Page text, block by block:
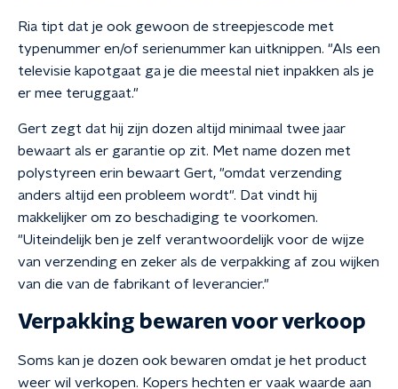
Ria tipt dat je ook gewoon de streepjescode met
typenummer en/of serienummer kan uitknippen. "Als een
televisie kapotgaat ga je die meestal niet inpakken als je
er mee teruggaat."
Gert zegt dat hij zijn dozen altijd minimaal twee jaar
bewaart als er garantie op zit. Met name dozen met
polystyreen erin bewaart Gert, "omdat verzending
anders altijd een probleem wordt". Dat vindt hij
makkelijker om zo beschadiging te voorkomen.
"Uiteindelijk ben je zelf verantwoordelijk voor de wijze
van verzending en zeker als de verpakking af zou wijken
van die van de fabrikant of leverancier."
Verpakking bewaren voor verkoop
Soms kan je dozen ook bewaren omdat je het product
weer wil verkopen. Kopers hechten er vaak waarde aan